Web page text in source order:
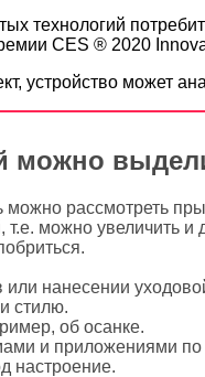
технологий
CES ® 2020
устройство может
можно
можно рассмотреть
можно увеличить
или нанесении
стилю.
об осанке.
и приложениями
настроение.